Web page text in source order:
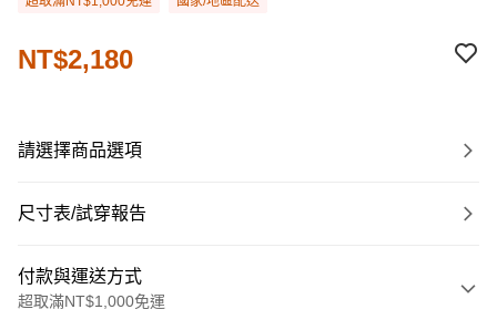
NT$2,180
請選擇商品選項
尺寸表/試穿報告
付款與運送方式
超取滿NT$1,000免運